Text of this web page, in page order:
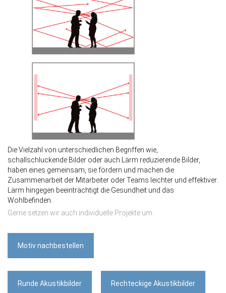
Die Vielzahl von unterschiedlichen Begriffen wie,
schallschluckende Bilder oder auch Lärm reduzierende Bilder,
haben eines gemeinsam, sie fördern und machen die
Zusammenarbeit der Mitarbeiter oder Teams leichter und effektiver.
Lärm hingegen beeinträchtigt die Gesundheit und das
Wohlbefinden.
Gerne setzen wir auch individuelle Projekte um.
Motiv nachbestellen
Runde Akustikbilder Rechteckige Akustikbilder